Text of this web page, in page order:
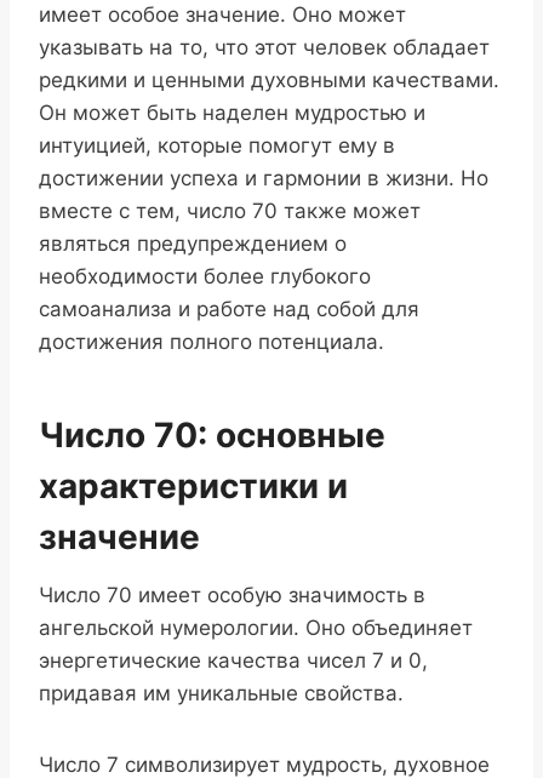
имеет особое значение. Оно может
указывать на то, что этот человек обладает
редкими и ценными духовными качествами.
Он может быть наделен мудростью и
интуицией, которые помогут ему в
достижении успеха и гармонии в жизни. Но
вместе с тем, число 70 также может
являться предупреждением о
необходимости более глубокого
самоанализа и работе над собой для
достижения полного потенциала.
Число 70: основные
характеристики и
значение
Число 70 имеет особую значимость в
ангельской нумерологии. Оно объединяет
энергетические качества чисел 7 и 0,
придавая им уникальные свойства.
Число 7 символизирует мудрость, духовное